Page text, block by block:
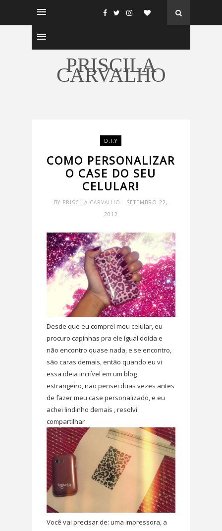
PRISCILA
CARVALHO
D.I.Y
COMO PERSONALIZAR
O CASE DO SEU
CELULAR!
BY PRISCILA CARVALHO - SETEMBRO 22,
2012
Desde que eu comprei meu celular, eu
procuro capinhas pra ele igual doida e
não encontro quase nada, e se encontro,
são caras demais, então quando eu vi
essa ideia incrível em um blog
estrangeiro, não pensei duas vezes antes
de fazer meu case personalizado, e eu
achei lindinho demais , resolvi
compartilhar
Você vai precisar de: uma impressora, a